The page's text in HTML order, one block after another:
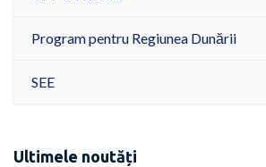
Program pentru Regiunea Dunării
SEE
Ultimele noutăți